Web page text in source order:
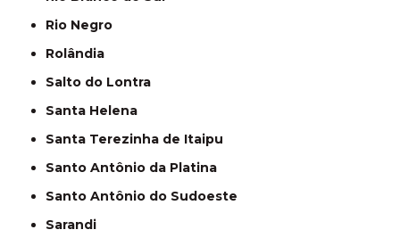
Rio Negro
Rolândia
Salto do Lontra
Santa Helena
Santa Terezinha de Itaipu
Santo Antônio da Platina
Santo Antônio do Sudoeste
Sarandi